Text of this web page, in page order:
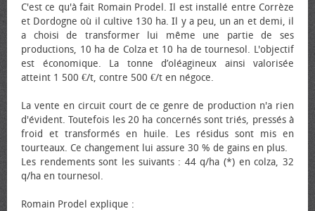
C'est ce qu'à fait Romain Prodel. Il est installé entre Corrèze
et Dordogne où il cultive 130 ha. Il y a peu, un an et demi, il
a choisi de transformer lui même une partie de ses
productions, 10 ha de Colza et 10 ha de tournesol. L'objectif
est économique. La tonne d’oléagineux ainsi valorisée
atteint 1 500 €/t, contre 500 €/t en négoce.
La vente en circuit court de ce genre de production n'a rien
d'évident. Toutefois les 20 ha concernés sont triés, pressés à
froid et transformés en huile. Les résidus sont mis en
tourteaux. Ce changement lui assure 30 % de gains en plus.
Les rendements sont les suivants : 44 q/ha (*) en colza, 32
q/ha en tournesol.
Romain Prodel explique :